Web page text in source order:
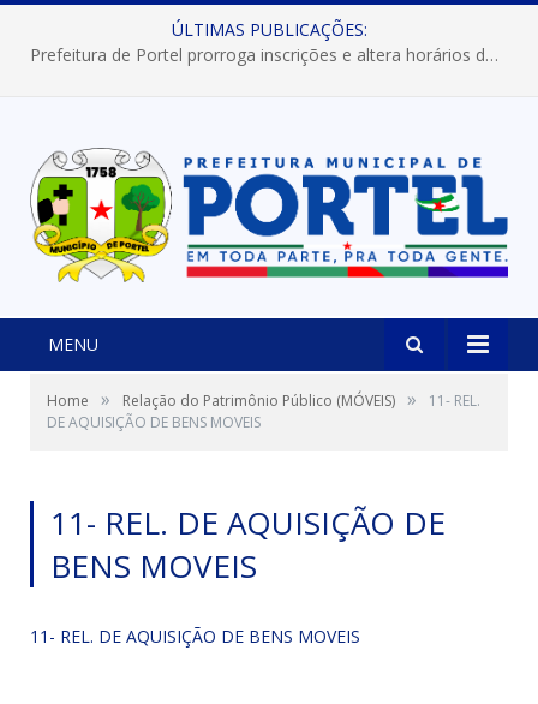
ÚLTIMAS PUBLICAÇÕES:
Prefeitura de Portel prorroga inscrições e altera horários dos concursos “Musa” e “Miss Mix Verão 2026”
MENU
Home » Relação do Patrimônio Público (MÓVEIS) »
11- REL.
DE AQUISIÇÃO DE BENS MOVEIS
11- REL. DE AQUISIÇÃO DE
BENS MOVEIS
11- REL. DE AQUISIÇÃO DE BENS MOVEIS